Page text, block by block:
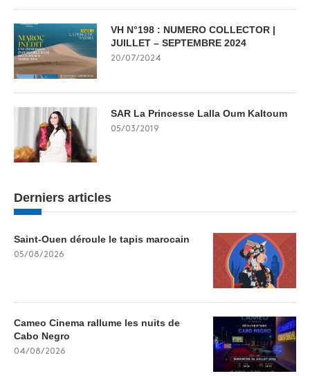
VH N°198 : NUMERO COLLECTOR |
JUILLET – SEPTEMBRE 2024
20/07/2024
SAR La Princesse Lalla Oum Kaltoum
05/03/2019
Derniers articles
Saint-Ouen déroule le tapis marocain
05/08/2026
Cameo Cinema rallume les nuits de
Cabo Negro
04/08/2026